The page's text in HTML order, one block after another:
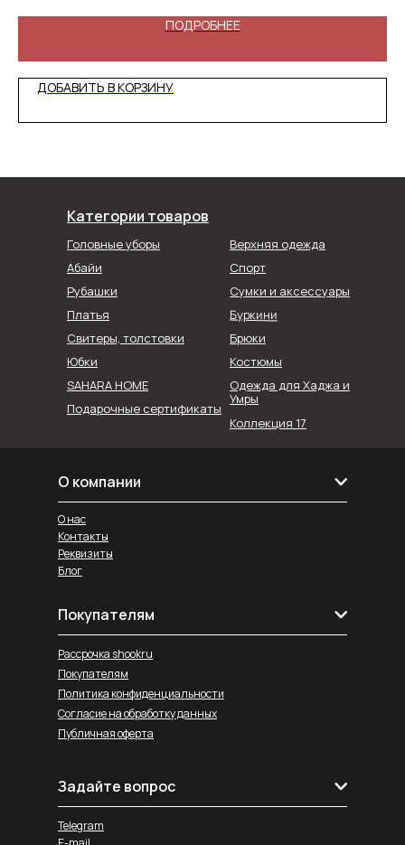
ПОДРОБНЕЕ
ДОБАВИТЬ В КОРЗИНУ
Категории товаров
Головные уборы
Абайи
Рубашки
Коллекция 17
Спорт
Верхняя одежда
Сумки и аксессуары
Юбки
Брюки
SAHARA HOME
Платья
Свитеры, толстовки
Буркини
Костюмы
Подарочные сертификаты
Одежда для Хаджа и
Умры
О компании
Реквизиты
Блог
О нас
Контакты
Покупателям
Рассрочка shookru
Покупателям
Политика конфиденциальности
Согласие на обработку данных
Публичная оферта
Задайте вопрос
Telegram